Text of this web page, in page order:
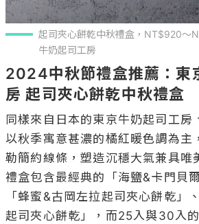
起司夾心餅乾中秋禮盒，NT$920～
牛奶起司工房
2024中秋節禮盒推薦：東
房 起司夾心餅乾中秋禮盒
同樣來自日本的東京牛奶起司工房
以秋季寓意甚濃的橘紅暖色調為主
勒簡約線條，塑造沉穩大氣兼具唯
禮盒包含最經典的「海鹽&卡門貝
「蜂蜜&古岡左拉起司夾心餅乾」
起司夾心餅乾」，而25入與30入